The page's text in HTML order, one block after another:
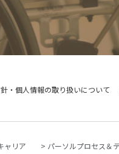
・個人情報の取り扱いについて
ャリア パーソルプロセス＆